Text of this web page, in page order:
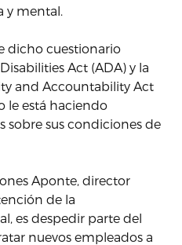
y mental.
dicho cuestionario
Act (ADA) y la
and Accountability Act
le está haciendo
sobre sus condiciones de
Aponte, director
de la
es despedir parte del
nuevos empleados a